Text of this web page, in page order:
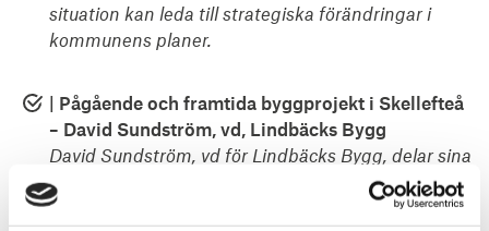
situation kan leda till strategiska förändringar i
kommunens planer.
| Pågående och framtida byggprojekt i Skellefteå
– David Sundström, vd, Lindbäcks Bygg
David Sundström, vd för Lindbäcks Bygg, delar sina
insikter kring företagets engagemang i Skellefteå
och norra Sverige. Han diskuterar utmaningar och